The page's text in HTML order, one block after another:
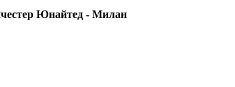
Юнайтед - Милан